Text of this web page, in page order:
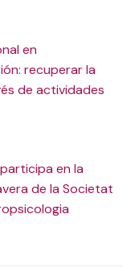
en
recuperar la
de actividades
en la
de la Societat